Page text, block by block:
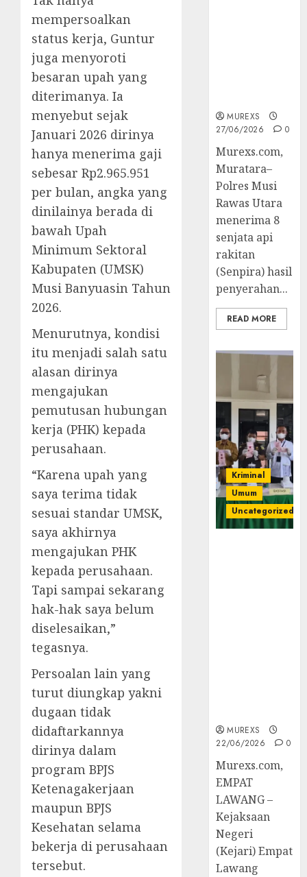
mempersoalkan
status kerja, Guntur
juga menyoroti
besaran upah yang
diterimanya. Ia
menyebut sejak
Januari 2026 dirinya
hanya menerima gaji
sebesar Rp2.965.951
per bulan, angka yang
dinilainya berada di
bawah Upah
Minimum Sektoral
Kabupaten (UMSK)
Musi Banyuasin Tahun
2026.
Menurutnya, kondisi
itu menjadi salah satu
alasan dirinya
mengajukan
pemutusan hubungan
kerja (PHK) kepada
perusahaan.
“Karena upah yang
saya terima tidak
sesuai standar UMSK,
saya akhirnya
mengajukan PHK
kepada perusahaan.
Tapi sampai sekarang
hak-hak saya belum
diselesaikan,”
tegasnya.
Persoalan lain yang
turut diungkap yakni
dugaan tidak
didaftarkannya
dirinya dalam
program BPJS
Ketenagakerjaan
maupun BPJS
Kesehatan selama
bekerja di perusahaan
tersebut.
MUREXS
27/06/2026
0
Murexs.com,
Muratara–
Polres Musi
Rawas Utara
menerima 8
senjata api
rakitan
(Senpira) hasil
penyerahan...
READ MORE
Kriminal
Umum
Uncategorized
MUREXS
22/06/2026
0
‎Murexs.com,
EMPAT
LAWANG –
Kejaksaan
Negeri
(Kejari) Empat
Lawang